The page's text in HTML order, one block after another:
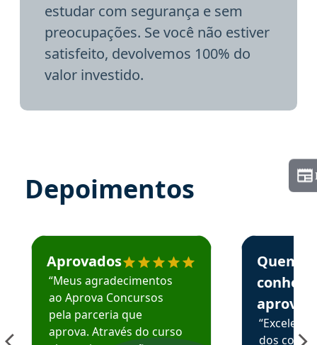
estudar com segurança e sem
preocupações. Se você não estiver
satisfeito, devolvemos 100% do
valor investido.
Depoimentos
Estudante José recomenda o Aprova Concursos em
Aprovados
“Meus agradecimentos
ao Aprova Concursos
pela parceria que
aprova. Através do curso
Estudante
Quem
aprova
dos